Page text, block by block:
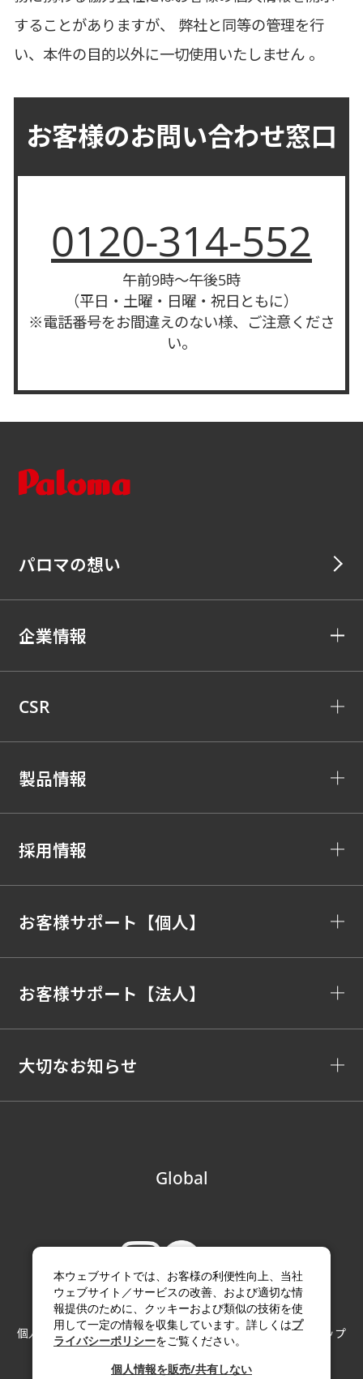
することがありますが、 弊社と同等の管理を行
い、本件の目的以外に一切使用いたしません 。
お客様のお問い合わせ窓口
0120-314-552
午前9時～午後5時
（平日・土曜・日曜・祝日ともに）
※電話番号をお間違えのない様、ご注意くださ
い。
パロマの想い
企業情報
CSR
製品情報
採用情報
お客様サポート【個人】
お客様サポート【法人】
大切なお知らせ
Global
個人情報の取り扱い サイトのご利用にあたって サイトマップ
Copyright (c) Paloma Co., LTD. All rights reserved.
本ウェブサイトでは、お客様の利便性向上、当社
ウェブサイト／サービスの改善、および適切な情
報提供のために、クッキーおよび類似の技術を使
用して一定の情報を収集しています。詳しくはプ
ライバシーポリシーをご覧ください。
個人情報を販売/共有しない